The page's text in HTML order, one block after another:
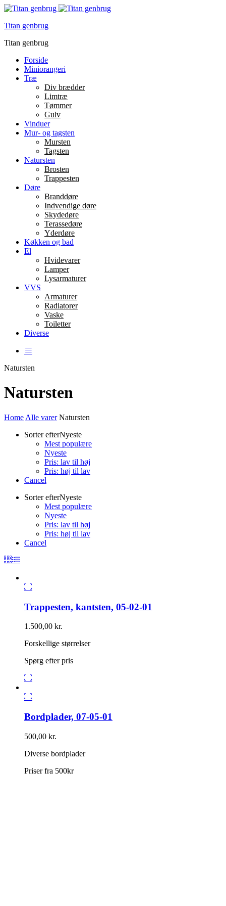
Titan genbrug
Titan genbrug
Forside
Miniorangeri
Træ
Div brædder
Limtræ
Tømmer
Gulv
Vinduer
Mur- og tagsten
Mursten
Tagsten
Natursten
Brosten
Trappesten
Døre
Branddøre
Indvendige døre
Skydedøre
Terassedøre
Yderdøre
Køkken og bad
El
Hvidevarer
Lamper
Lysarmaturer
VVS
Armaturer
Radiatorer
Vaske
Toiletter
Diverse
Natursten
Natursten
Home Alle varer Natursten
Sorter efterNyeste
Mest populære
Nyeste
Pris: lav til høj
Pris: høj til lav
Cancel
Sorter efterNyeste
Mest populære
Nyeste
Pris: lav til høj
Pris: høj til lav
Cancel
Trappesten, kantsten, 05-02-01
1.500,00 kr.
Forskellige størrelser
Spørg efter pris
Bordplader, 07-05-01
500,00 kr.
Diverse bordplader
Priser fra 500kr